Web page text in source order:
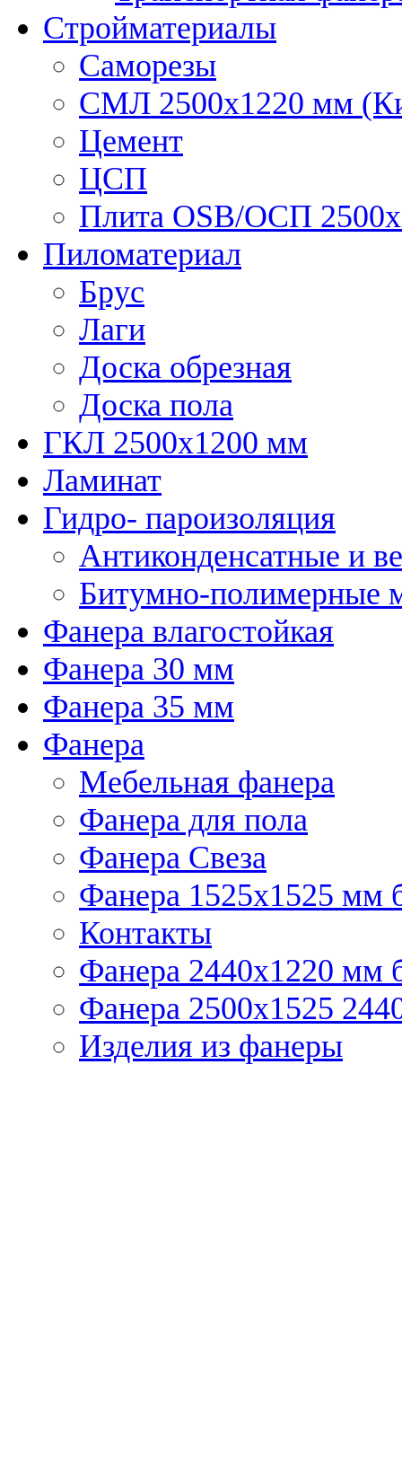
Стройматериалы
Саморезы
СМЛ 2500х1220 мм
Цемент
ЦСП
Плита OSB/ОСП
Пиломатериал
Брус
Лаги
Доска обрезная
Доска пола
ГКЛ 2500х1200 мм
Ламинат
Гидро- пароизоляция
Антиконденсатные и
Битумно-полимерные
Фанера влагостойкая
Фанера 30 мм
Фанера 35 мм
Фанера
Мебельная фанера
Фанера для пола
Фанера Свеза
Фанера 1525x1525 мм
Контакты
Фанера 2440x1220 мм
Фанера 2500x1525
Изделия из фанеры